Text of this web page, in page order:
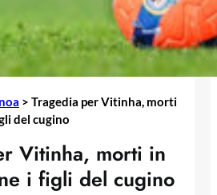
> Tragedia per Vitinha, morti
del cugino
Vitinha, morti in
i figli del cugino